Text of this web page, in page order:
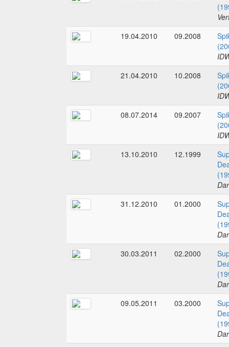
19.04.2010
09.2008
21.04.2010
10.2008
08.07.2014
09.2007
13.10.2010
12.1999
31.12.2010
01.2000
30.03.2011
02.2000
09.05.2011
03.2000